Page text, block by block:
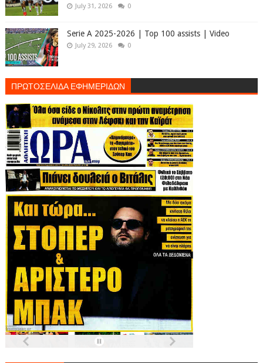
July 31, 2026 0
Serie A 2025-2026 | Top 100 assists | Video
July 29, 2026 0
ΠΡΩΤΟΣΕΛΙΔΑ ΕΦΗΜΕΡΙΔΩΝ